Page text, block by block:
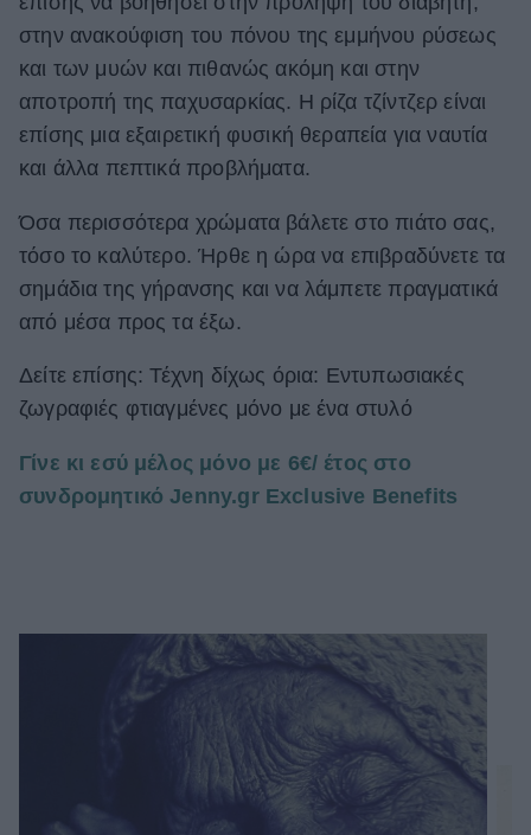
στην ανακούφιση του πόνου της εμμήνου ρύσεως
και των μυών και πιθανώς ακόμη και στην
αποτροπή της παχυσαρκίας. Η ρίζα τζίντζερ είναι
επίσης μια εξαιρετική φυσική θεραπεία για ναυτία
και άλλα πεπτικά προβλήματα.
Όσα περισσότερα χρώματα βάλετε στο πιάτο σας,
τόσο το καλύτερο. Ήρθε η ώρα να επιβραδύνετε τα
σημάδια της γήρανσης και να λάμπετε πραγματικά
από μέσα προς τα έξω.
Δείτε επίσης: Τέχνη δίχως όρια: Εντυπωσιακές
ζωγραφιές φτιαγμένες μόνο με ένα στυλό
Γίνε κι εσύ μέλος μόνο με 6€/ έτος στο
συνδρομητικό Jenny.gr Exclusive Benefits